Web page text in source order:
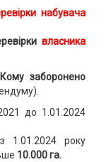
набувача
власника
заборонено
до 1.01.2024
1.01.2024 року
10.000 га.